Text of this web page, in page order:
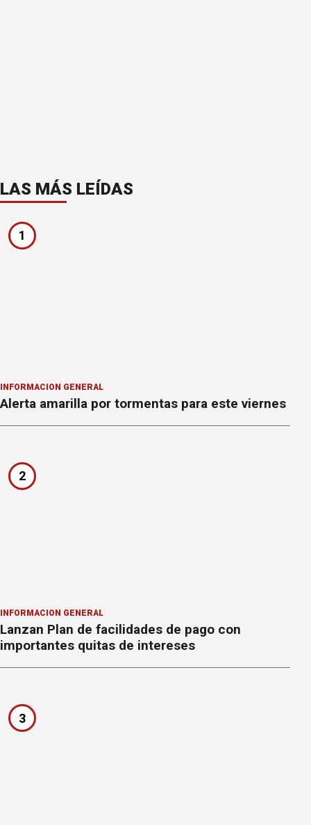
LAS MÁS LEÍDAS
1
INFORMACION GENERAL
Alerta amarilla por tormentas para este viernes
2
INFORMACION GENERAL
Lanzan Plan de facilidades de pago con
importantes quitas de intereses
3